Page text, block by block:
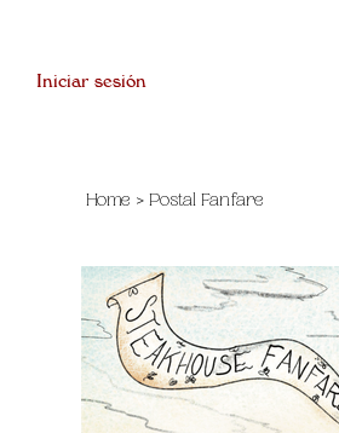
Iniciar sesión
Home > Postal Fanfare